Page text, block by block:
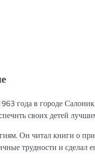
года в городе
своих детей
Он читал книги о
трудности и сделал